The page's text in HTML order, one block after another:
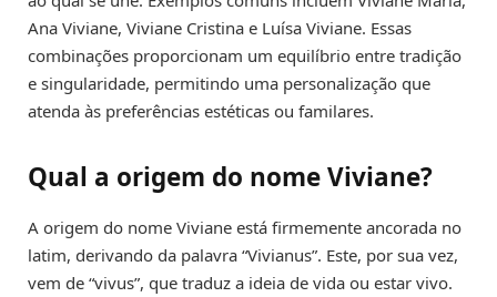
Ana Viviane, Viviane Cristina e Luísa Viviane. Essas
combinações proporcionam um equilíbrio entre tradição
e singularidade, permitindo uma personalização que
atenda às preferências estéticas ou familares.
Qual a origem do nome Viviane?
A origem do nome Viviane está firmemente ancorada no
latim, derivando da palavra “Vivianus”. Este, por sua vez,
vem de “vivus”, que traduz a ideia de vida ou estar vivo.